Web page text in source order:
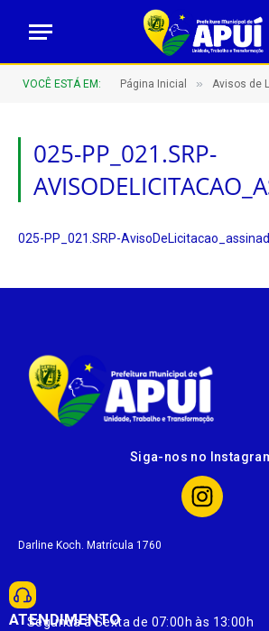
VOCÊ ESTÁ EM: Página Inicial » Avisos de
025-PP_021.SRP-
025-PP_021.SRP-
Siga-nos no
Darline Koch. Matrícula 1760
ATENDIMENTO
Segunda à Sexta de 07:00h às 13:00h